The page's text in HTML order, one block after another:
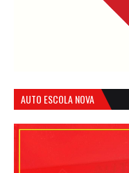
AUTO ESCOLA NOVA